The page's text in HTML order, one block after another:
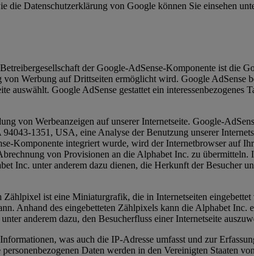
die Datenschutzerklärung von Google können Sie einsehen
der Google-AdSense-Komponente ist
Werbung auf Drittseiten ermöglicht wird. Google AdSense
auswählt. Google AdSense gestattet ein
von Werbeanzeigen auf unserer Internetseite. Google-
1351, USA, eine Analyse der Benutzung unserer
Komponente integriert wurde, wird der Internetbrowser auf
von Provisionen an die Alphabet Inc. zu
Inc. unter anderem dazu dienen, die Herkunft der Besucher
ist eine Miniaturgrafik, die in Internetseiten
Anhand des eingebetteten Zählpixels kann die Alphabet
anderem dazu, den Besucherfluss einer Internetseite
was auch die IP-Adresse umfasst und zur
Daten werden in den Vereinigten Staaten